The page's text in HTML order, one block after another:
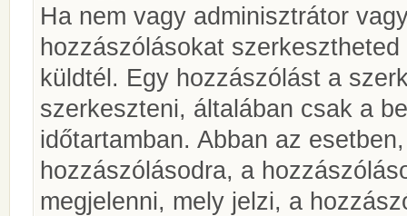
Ha nem vagy adminisztrátor
hozzászólásokat
küldtél. Egy hozzászólást a
szerkeszteni, általában csak a
időtartamban. Abban az
hozzászólásodra, a
megjelenni, mely jelzi, a